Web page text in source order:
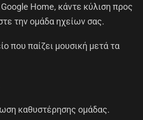
Home, κάντε κύλιση προς
την ομάδα ηχείων σας.
που παίζει μουσική μετά τα
καθυστέρησης ομάδας.